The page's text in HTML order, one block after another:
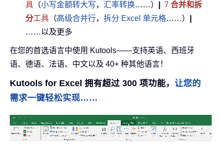
具 （小写金额转大写， 汇率转换……） 7 合并和拆
分工具 （高级合并行， 拆分 Excel 单元格……）
……以及更多
在您的首选语言中使用 Kutools——支持英语、西班牙
语、德语、法语、中文以及 40+ 种其他语言！
Kutools for Excel 拥有超过 300 项功能， 让您的
需求一键轻松实现……